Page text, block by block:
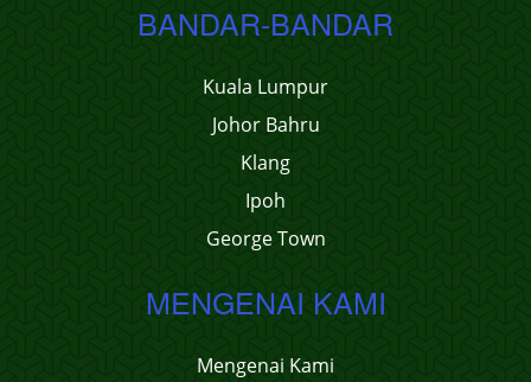
BANDAR-BANDAR
Kuala Lumpur
Johor Bahru
Klang
Ipoh
George Town
MENGENAI KAMI
Mengenai Kami